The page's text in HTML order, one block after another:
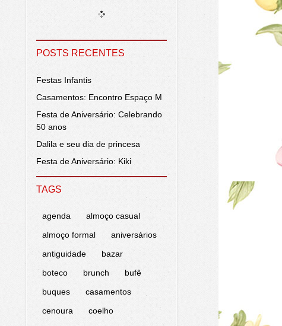
POSTS RECENTES
Festas Infantis
Casamentos: Encontro Espaço M
Festa de Aniversário: Celebrando
50 anos
Dalila e seu dia de princesa
Festa de Aniversário: Kiki
TAGS
agenda
almoço casual
almoço formal
aniversários
antiguidade
bazar
boteco
brunch
bufê
buques
casamentos
cenoura
coelho